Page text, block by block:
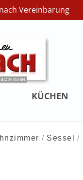
Vereinbarung
KÜCHEN
Sessel